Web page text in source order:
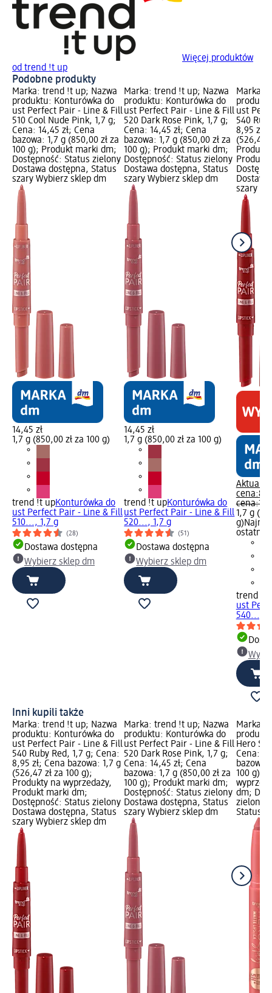
Więcej produktów
od trend !t up
Podobne produkty
Marka: trend !t up; Nazwa
produktu: Konturówka do
ust Perfect Pair - Line & Fill
510 Cool Nude Pink, 1,7 g;
Cena: 14,45 zł; Cena
bazowa: 1,7 g (850,00 zł za
100 g); Produkt marki dm;
Dostępność: Status zielony
Dostawa dostępna, Status
szary Wybierz sklep dm
14,45 zł
1,7 g (850,00 zł za 100 g)
trend !t upKonturówka do
ust Perfect Pair - Line & Fill
510..., 1,7 g
(28)
Dostawa dostępna
Wybierz sklep dm
Marka: trend !t up; Nazwa
produktu: Konturówka do
ust Perfect Pair - Line & Fill
520 Dark Rose Pink, 1,7 g;
Cena: 14,45 zł; Cena
bazowa: 1,7 g (850,00 zł za
100 g); Produkt marki dm;
Dostępność: Status zielony
Dostawa dostępna, Status
szary Wybierz sklep dm
14,45 zł
1,7 g (850,00 zł za 100 g)
trend !t upKonturówka do
ust Perfect Pair - Line & Fill
520..., 1,7 g
(51)
Dostawa dostępna
Wybierz sklep dm
Marka:
ust
540
8,95 zł;
(526,47
Produkt
szary
Aktualna
cena:
cena:
1,7 g
g)
trend !t
ust
540...,
Inni kupili także
Marka: trend !t up; Nazwa
produktu: Konturówka do
ust Perfect Pair - Line & Fill
540 Ruby Red, 1,7 g; Cena:
8,95 zł; Cena bazowa: 1,7 g
(526,47 zł za 100 g);
Produkty na wyprzedaży,
Produkt marki dm;
Dostępność: Status zielony
Dostawa dostępna, Status
szary Wybierz sklep dm
Marka: trend !t up; Nazwa
produktu: Konturówka do
ust Perfect Pair - Line & Fill
520 Dark Rose Pink, 1,7 g;
Cena: 14,45 zł; Cena
bazowa: 1,7 g (850,00 zł za
100 g); Produkt marki dm;
Dostępność: Status zielony
Dostawa dostępna, Status
szary Wybierz sklep dm
Marka:
Hero
Cena:
bazowa:
100 g);
dm;
zielony
Status